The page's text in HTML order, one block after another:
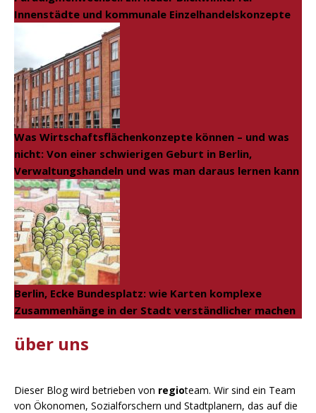
Innenstädte und kommunale Einzelhandelskonzepte
Was Wirtschaftsflächenkonzepte können – und was
nicht: Von einer schwierigen Geburt in Berlin,
Verwaltungshandeln und was man daraus lernen kann
Berlin, Ecke Bundesplatz: wie Karten komplexe
Zusammenhänge in der Stadt verständlicher machen
über uns
Dieser Blog wird betrieben von regioteam. Wir sind ein Team
von Ökonomen, Sozialforschern und Stadtplanern, das auf die